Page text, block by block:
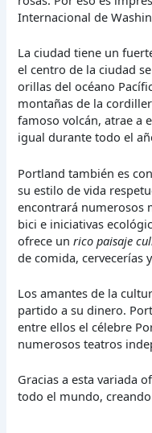
Internacional de
La ciudad tiene un
el centro de la ciudad
orillas del océano
montañas de la
famoso volcán, atrae a
igual durante todo el
Portland también es
su estilo de vida
encontrará numerosos
bici e iniciativas
ofrece unrico paisaje
de comida, cervecerías
Los amantes de la
partido a su dinero.
entre ellos el célebre
numerosos teatros
Gracias a esta variada
todo el mundo,